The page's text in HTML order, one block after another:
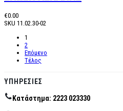
€0.00
SKU 11.02.30-02
1
2
Επόμενο
Τέλος
ΥΠΗΡΕΣΊΕΣ
Κατάστημα: 2223 023330